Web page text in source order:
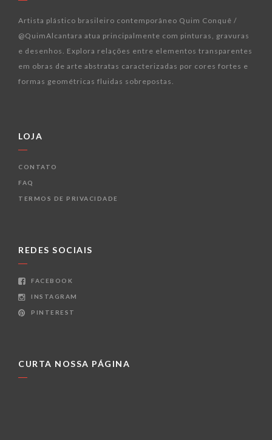
Artista plástico brasileiro contemporâneo Quim Conquê /
@QuimAlcantara atua principalmente com pinturas, gravuras
e desenhos. Explora relações entre elementos transparentes
em obras de arte abstratas caracterizadas por cores fortes e
formas geométricas fluidas sobrepostas.
LOJA
CONTATO
FAQ
TERMOS DE PRIVACIDADE
REDES SOCIAIS
FACEBOOK
INSTAGRAM
PINTEREST
CURTA NOSSA PÁGINA